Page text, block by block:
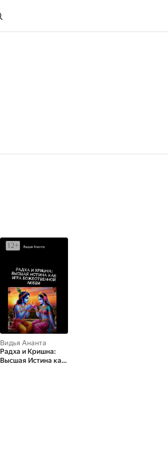
Видья Ананта
Радха и Кришна:
Высшая Истина как